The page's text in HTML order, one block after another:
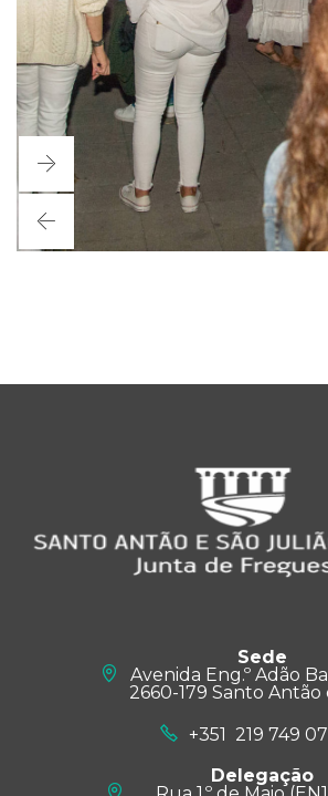
Previous
Next
Sede
Avenida Eng.º Adão
2660-179 Santo Antão
+351 219 749
Delegação